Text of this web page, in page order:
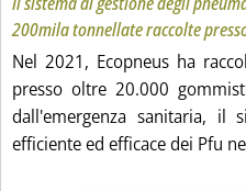
200mila tonnellate raccolte
Nel 2021, Ecopneus ha
presso oltre 20.000
dall'emergenza sanitaria,
efficiente ed efficace dei Pfu